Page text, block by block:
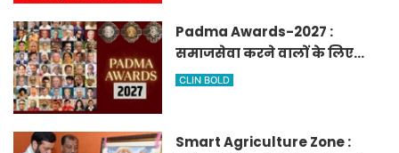
Padma Awards-2027 :
समाजसेवा करने वालों के लिए
सुनेहरा मौका, गृह मंत्रालय ने
CLIN BOLD
Smart Agriculture Zone :